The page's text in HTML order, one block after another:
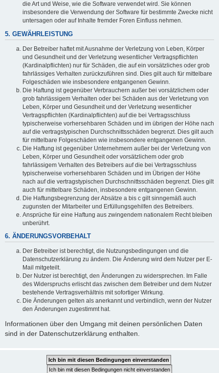
die Art und Weise, wie die Software verwendet wird. Sie können
insbesondere die Verwendung der Software für bestimmte Zwecke nicht
untersagen oder auf Inhalte fremder Foren Einfluss nehmen.
5. GEWÄHRLEISTUNG
Der Betreiber haftet mit Ausnahme der Verletzung von Leben, Körper
und Gesundheit und der Verletzung wesentlicher Vertragspflichten
(Kardinalpflichten) nur für Schäden, die auf ein vorsätzliches oder grob
fahrlässiges Verhalten zurückzuführen sind. Dies gilt auch für mittelbare
Folgeschäden wie insbesondere entgangenen Gewinn.
Die Haftung ist gegenüber Verbrauchern außer bei vorsätzlichem oder
grob fahrlässigem Verhalten oder bei Schäden aus der Verletzung von
Leben, Körper und Gesundheit und der Verletzung wesentlicher
Vertragspflichten (Kardinalpflichten) auf die bei Vertragsschluss
typischerweise vorhersehbaren Schäden und im übrigen der Höhe nach
auf die vertragstypischen Durchschnittsschäden begrenzt. Dies gilt auch
für mittelbare Folgeschäden wie insbesondere entgangenen Gewinn.
Die Haftung ist gegenüber Unternehmern außer bei der Verletzung von
Leben, Körper und Gesundheit oder vorsätzlichem oder grob
fahrlässigem Verhalten des Betreibers auf die bei Vertragsschluss
typischerweise vorhersehbaren Schäden und im Übrigen der Höhe
nach auf die vertragstypischen Durchschnittsschäden begrenzt. Dies gilt
auch für mittelbare Schäden, insbesondere entgangenen Gewinn.
Die Haftungsbegrenzung der Absätze a bis c gilt sinngemäß auch
zugunsten der Mitarbeiter und Erfüllungsgehilfen des Betreibers.
Ansprüche für eine Haftung aus zwingendem nationalem Recht bleiben
unberührt.
6. ÄNDERUNGSVORBEHALT
Der Betreiber ist berechtigt, die Nutzungsbedingungen und die
Datenschutzerklärung zu ändern. Die Änderung wird dem Nutzer per E-
Mail mitgeteilt.
Der Nutzer ist berechtigt, den Änderungen zu widersprechen. Im Falle
des Widerspruchs erlischt das zwischen dem Betreiber und dem Nutzer
bestehende Vertragsverhältnis mit sofortiger Wirkung.
Die Änderungen gelten als anerkannt und verbindlich, wenn der Nutzer
den Änderungen zugestimmt hat.
Informationen über den Umgang mit deinen persönlichen Daten
sind in der Datenschutzerklärung enthalten.